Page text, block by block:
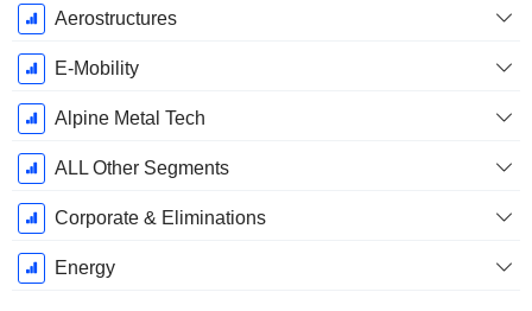
Période
Fiscale:
Décembre
Aerostructures
E-Mobility
Alpine Metal Tech
ALL Other Segments
Corporate & Eliminations
Energy